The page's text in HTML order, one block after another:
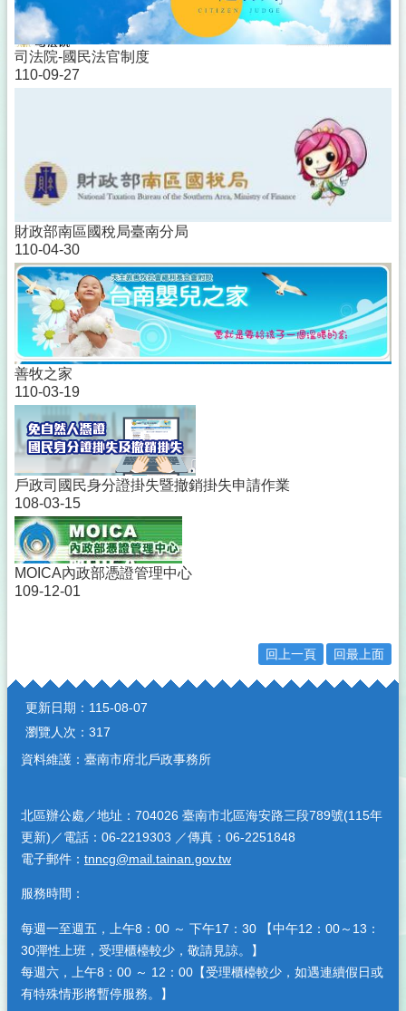
司法院-國民法官制度
110-09-27
財政部南區國稅局臺南分局
110-04-30
善牧之家
110-03-19
戶政司國民身分證掛失暨撤銷掛失申請作業
108-03-15
MOICA內政部憑證管理中心
109-12-01
回上一頁 回最上面
:::
更新日期： 115-08-07
瀏覽人次： 317
資料維護：臺南市府北戶政事務所
北區辦公處／地址：704026 臺南市北區海安路三段789號(115年
更新)／電話：06-2219303 ／傳真：06-2251848
電子郵件： tnncg@mail.tainan.gov.tw
服務時間：
每週一至週五，上午8：00 ～ 下午17：30 【中午12：00～13：
30彈性上班，受理櫃檯較少，敬請見諒。】
每週六，上午8：00 ～ 12：00【受理櫃檯較少，如遇連續假日或
有特殊情形將暫停服務。】